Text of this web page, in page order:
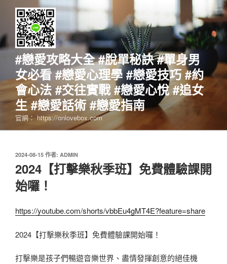
要
#戀愛攻略大全 #脫單秘訣 #單身男
女必看 #戀愛心理學 #戀愛技巧 #約
會心法 #交往實戰 #戀愛心悅 #追女
生 #戀愛話術 #戀愛指南
官網： https://onlovebox.com
發
於
2024-08-15 作者: ADMIN
2024【打擊樂秋季班】免費體驗課開
始囉！
https://youtube.com/shorts/vbbEu4gMT4E?feature=share
2024【打擊樂秋季班】免費體驗課開始囉！
打擊樂是孩子們暢遊音樂世界、盡情發揮創意的絕佳機